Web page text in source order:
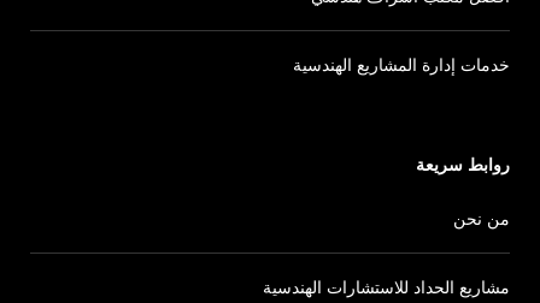
روابط سريعة
من نحن
مشاريع الحداد للاستشارات الهندسية
خدمات إدارة المشاريع الهندسية